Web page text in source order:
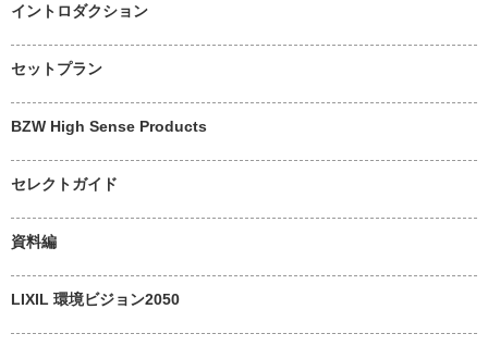
イントロダクション
セットプラン
BZW High Sense Products
セレクトガイド
資料編
LIXIL 環境ビジョン2050